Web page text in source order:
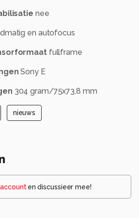
nee
en autofocus
fullframe
Sony E
304 gram/75x73,8 mm
nieuws
en discussieer mee!